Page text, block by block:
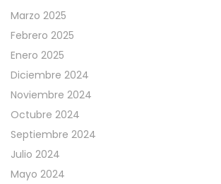
Marzo 2025
Febrero 2025
Enero 2025
Diciembre 2024
Noviembre 2024
Octubre 2024
Septiembre 2024
Julio 2024
Mayo 2024